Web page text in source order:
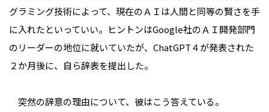
グラミング技術によって、現在のＡＩは人間と同等の賢さを手
に入れたといっていい。ヒントンはGoogle社のＡＩ開発部門
のリーダーの地位に就いていたが、ChatGPT４が発表された
２か月後に、自ら辞表を提出した。
突然の辞意の理由について、彼はこう答えている。